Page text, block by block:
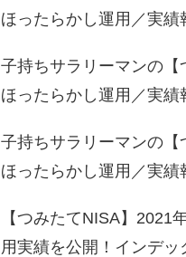
ほったらかし運用／実績
子持ちサラリーマンの【
ほったらかし運用／実績
子持ちサラリーマンの【
ほったらかし運用／実績
【つみたてNISA】2021
用実績を公開！インデッ